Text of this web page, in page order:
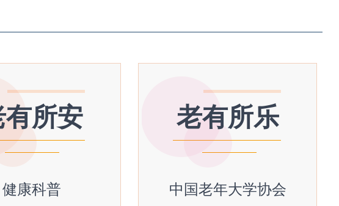
有所安
健康科普
老有所乐
中国老年大学协会